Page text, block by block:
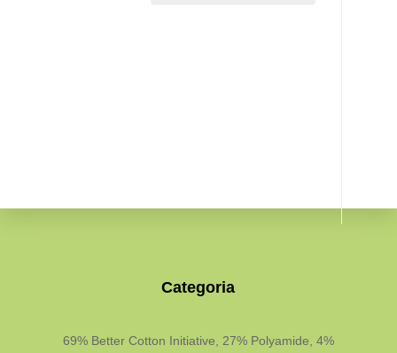
Categoria
69% Better Cotton Initiative, 27% Polyamide, 4%